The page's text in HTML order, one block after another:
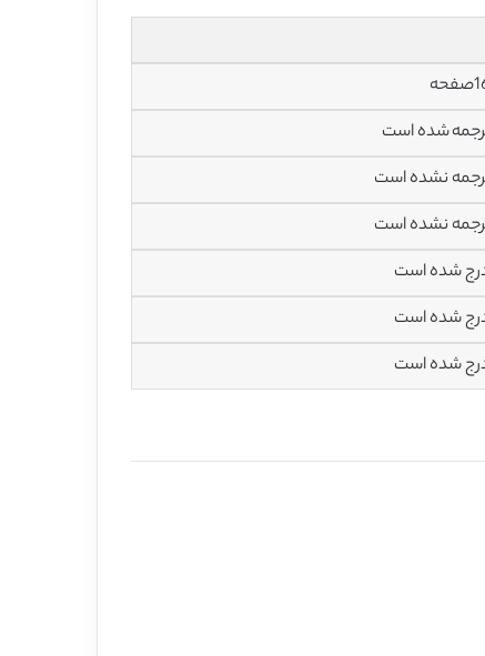
شده است
نشده است
نشده است
شده است
شده است
شده است